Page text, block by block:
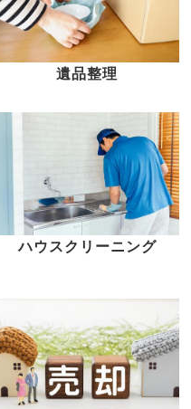
遺品整理
ハウスクリーニング